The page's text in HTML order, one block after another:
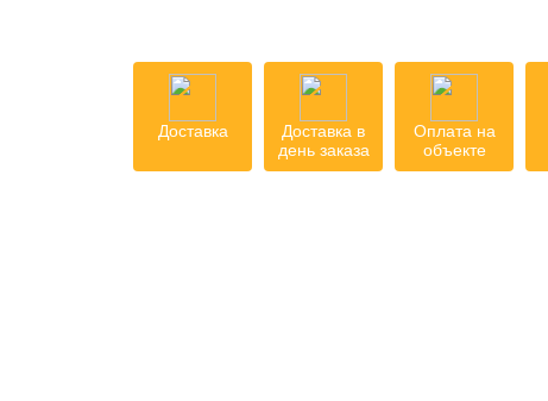
Доставка
Доставка в
день заказа
Оплата на
объекте